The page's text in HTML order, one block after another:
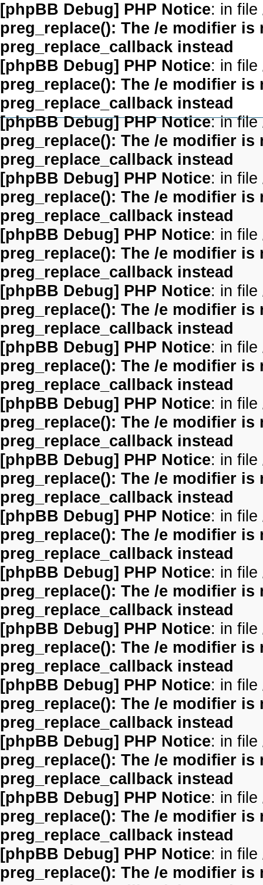
[phpBB Debug] PHP Notice: in file
preg_replace(): The /e modifier
preg_replace_callback instead
[phpBB Debug] PHP Notice: in file
preg_replace(): The /e modifier
preg_replace_callback instead
[phpBB Debug] PHP Notice: in file
preg_replace(): The /e modifier
preg_replace_callback instead
[phpBB Debug] PHP Notice: in file
preg_replace(): The /e modifier
preg_replace_callback instead
[phpBB Debug] PHP Notice: in file
preg_replace(): The /e modifier
preg_replace_callback instead
[phpBB Debug] PHP Notice: in file
preg_replace(): The /e modifier
preg_replace_callback instead
[phpBB Debug] PHP Notice: in file
preg_replace(): The /e modifier
preg_replace_callback instead
[phpBB Debug] PHP Notice: in file
preg_replace(): The /e modifier
preg_replace_callback instead
[phpBB Debug] PHP Notice: in file
preg_replace(): The /e modifier
preg_replace_callback instead
[phpBB Debug] PHP Notice: in file
preg_replace(): The /e modifier
preg_replace_callback instead
[phpBB Debug] PHP Notice: in file
preg_replace(): The /e modifier
preg_replace_callback instead
[phpBB Debug] PHP Notice: in file
preg_replace(): The /e modifier
preg_replace_callback instead
[phpBB Debug] PHP Notice: in file
preg_replace(): The /e modifier
preg_replace_callback instead
[phpBB Debug] PHP Notice: in file
preg_replace(): The /e modifier
preg_replace_callback instead
[phpBB Debug] PHP Notice: in file
preg_replace(): The /e modifier
preg_replace_callback instead
[phpBB Debug] PHP Notice: in file
preg_replace(): The /e modifier